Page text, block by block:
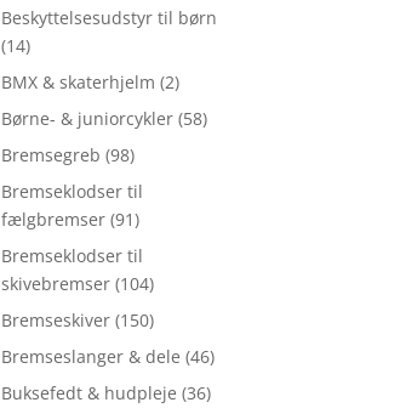
Beskyttelsesudstyr til børn
(14)
BMX & skaterhjelm (2)
Børne- & juniorcykler (58)
Bremsegreb (98)
Bremseklodser til
fælgbremser (91)
Bremseklodser til
skivebremser (104)
Bremseskiver (150)
Bremseslanger & dele (46)
Buksefedt & hudpleje (36)